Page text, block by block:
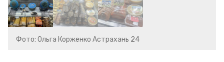
Фото: Ольга Корженко Астрахань 24